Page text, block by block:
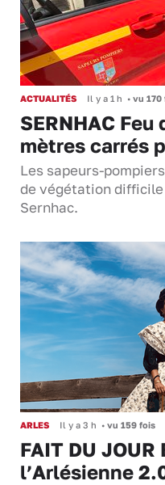
ACTUALITÉS Il y a 1 h • vu 170
SERNHAC
mètres carrés
Les sapeurs-
de végétation difficile
Sernhac.
ARLES Il y a 3 h • vu 159 fois
FAIT DU
l’Arlésienne